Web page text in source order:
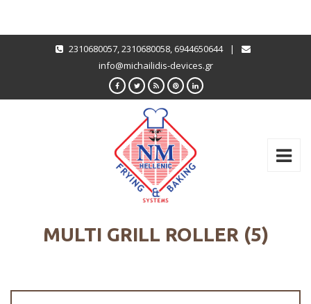
2310680057,2310680058, 6944650644
|
info@michailidis-devices.gr
MULTI GRILL ROLLER (5)